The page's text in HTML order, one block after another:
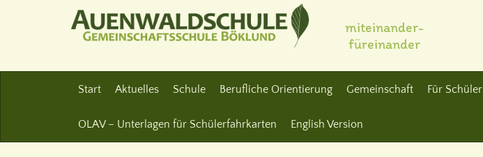
miteinander-
füreinander
Start Aktuelles Schule Berufliche Orientierung Gemeinschaft Für Schüler
OLAV – Unterlagen für Schülerfahrkarten English Version